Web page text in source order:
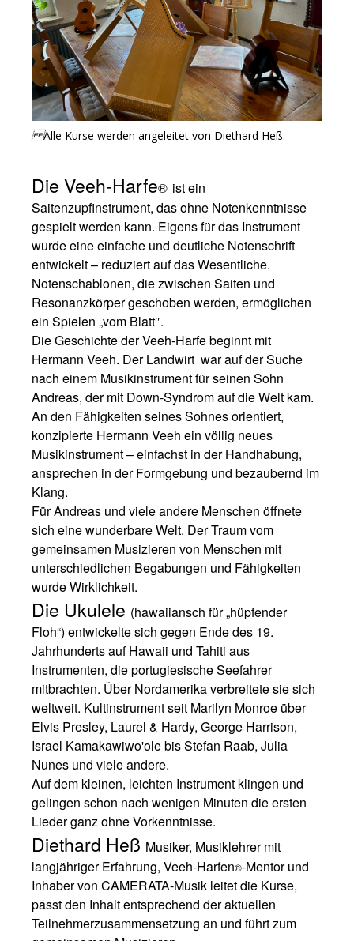
Alle Kurse werden angeleitet von Diethard Heß.
Die Veeh-Harfe® ist ein
Saitenzupfinstrument, das ohne Notenkenntnisse
gespielt werden kann. Eigens für das Instrument
wurde eine einfache und deutliche Notenschrift
entwickelt – reduziert auf das Wesentliche.
Notenschablonen, die zwischen Saiten und
Resonanzkörper geschoben werden, ermöglichen
ein Spielen „vom Blatt″.
Die Geschichte der Veeh-Harfe beginnt mit
Hermann Veeh. Der Landwirt war auf der Suche
nach einem Musikinstrument für seinen Sohn
Andreas, der mit Down-Syndrom auf die Welt kam.
An den Fähigkeiten seines Sohnes orientiert,
konzipierte Hermann Veeh ein völlig neues
Musikinstrument – einfachst in der Handhabung,
ansprechen in der Formgebung und bezaubernd im
Klang.
Für Andreas und viele andere Menschen öffnete
sich eine wunderbare Welt. Der Traum vom
gemeinsamen Musizieren von Menschen mit
unterschiedlichen Begabungen und Fähigkeiten
wurde Wirklichkeit.
Die Ukulele (hawaiiansch für „hüpfender
Floh“) entwickelte sich gegen Ende des 19.
Jahrhunderts auf Hawaii und Tahiti aus
Instrumenten, die portugiesische Seefahrer
mitbrachten. Über Nordamerika verbreitete sie sich
weltweit. Kultinstrument seit Marilyn Monroe über
Elvis Presley, Laurel & Hardy, George Harrison,
Israel Kamakawiwo'ole bis Stefan Raab, Julia
Nunes und viele andere.
Auf dem kleinen, leichten Instrument klingen und
gelingen schon nach wenigen Minuten die ersten
Lieder ganz ohne Vorkenntnisse.
Diethard Heß Musiker, Musiklehrer mit
langjähriger Erfahrung, Veeh-Harfen®-Mentor und
Inhaber von CAMERATA-Musik leitet die Kurse,
passt den Inhalt entsprechend der aktuellen
Teilnehmerzusammensetzung an und führt zum